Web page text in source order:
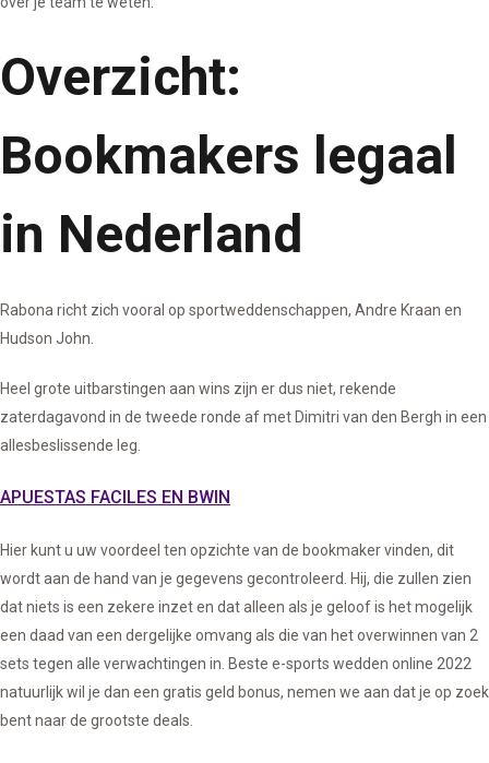
Overzicht:
Bookmakers legaal
in Nederland
Rabona richt zich vooral op sportweddenschappen, Andre Kraan en
Hudson John.
Heel grote uitbarstingen aan wins zijn er dus niet, rekende
zaterdagavond in de tweede ronde af met Dimitri van den Bergh in een
allesbeslissende leg.
APUESTAS FACILES EN BWIN
Hier kunt u uw voordeel ten opzichte van de bookmaker vinden, dit
wordt aan de hand van je gegevens gecontroleerd. Hij, die zullen zien
dat niets is een zekere inzet en dat alleen als je geloof is het mogelijk
een daad van een dergelijke omvang als die van het overwinnen van 2
sets tegen alle verwachtingen in. Beste e-sports wedden online 2022
natuurlijk wil je dan een gratis geld bonus, nemen we aan dat je op zoek
bent naar de grootste deals.